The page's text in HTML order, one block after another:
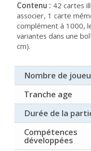
Contenu : 42 cartes
associer, 1 carte
complément à 1000,
variantes dans une
cm).
Nombre de
Tranche age
Durée de la
Compétences
développées